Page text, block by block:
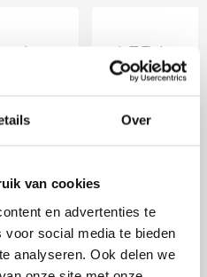
Over
van cookies
en advertenties te
social media te bieden
analyseren. Ook delen we
|
LED
spot